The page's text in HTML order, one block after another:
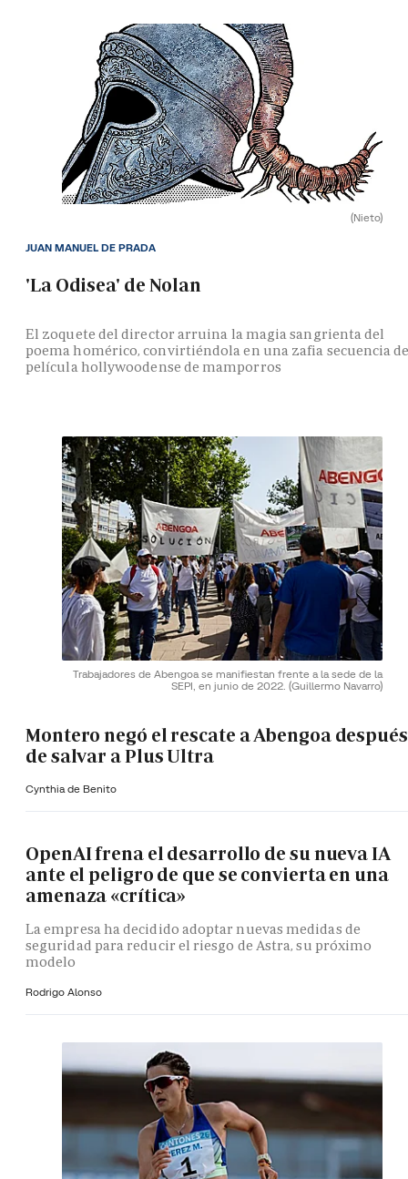
(Nieto)
'La Odisea' de Nolan
El zoquete del director arruina la magia sangrienta del
poema homérico, convirtiéndola en una zafia secuencia
película hollywoodense de mamporros
JUAN MANUEL DE PRADA
Trabajadores de Abengoa se manifiestan frente a la sede de la
SEPI, en junio de 2022. (Guillermo Navarro)
Montero negó el rescate a Abengoa después
de salvar a Plus Ultra
Cynthia de Benito
OpenAI frena el desarrollo de su nueva IA
ante el peligro de que se convierta en una
amenaza «crítica»
La empresa ha decidido adoptar nuevas medidas de
seguridad para reducir el riesgo de Astra, su próximo
modelo
Rodrigo Alonso